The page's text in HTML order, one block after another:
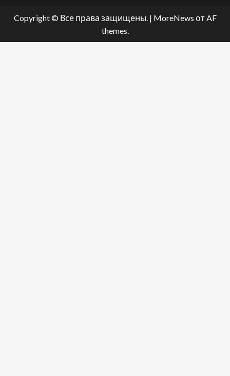
Copyright © Все права защищены. | MoreNews от AF
themes.